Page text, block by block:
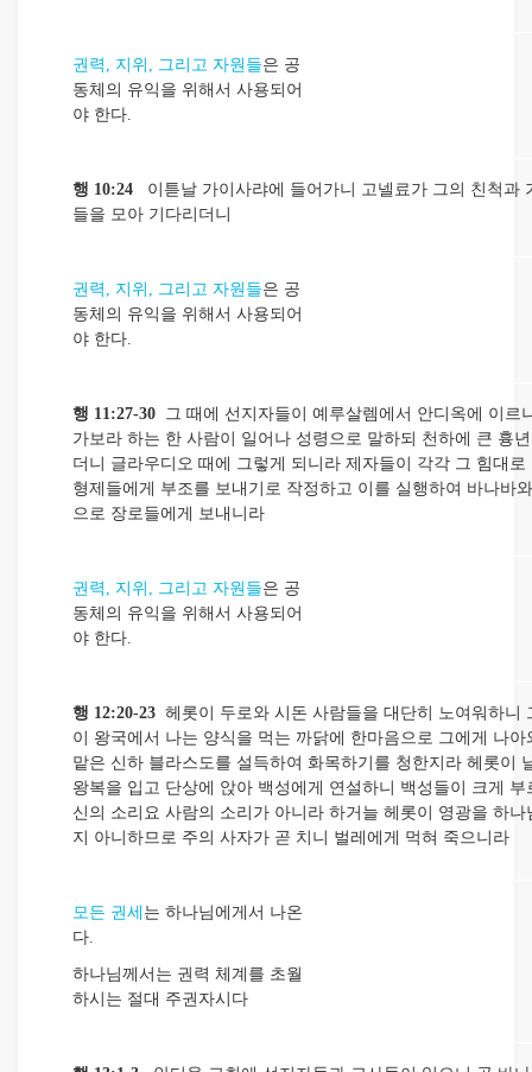
권력, 지위, 그리고 자원들은 공
동체의 유익을 위해서 사용되어
야 한다.
행 10:24 이튿날 가이사랴에 들어가니 고넬료가 그의 친척과
들을 모아 기다리더니
권력, 지위, 그리고 자원들은 공
동체의 유익을 위해서 사용되어
야 한다.
행 11:27-30 그 때에 선지자들이 예루살렘에서 안디옥에 이르
가보라 하는 한 사람이 일어나 성령으로 말하되 천하에 큰 흉
더니 글라우디오 때에 그렇게 되니라 제자들이 각각 그 힘대로
형제들에게 부조를 보내기로 작정하고 이를 실행하여 바나바
으로 장로들에게 보내니라
권력, 지위, 그리고 자원들은 공
동체의 유익을 위해서 사용되어
야 한다.
행 12:20-23 헤롯이 두로와 시돈 사람들을 대단히 노여워하니
이 왕국에서 나는 양식을 먹는 까닭에 한마음으로 그에게 나아
맡은 신하 블라스도를 설득하여 화목하기를 청한지라 헤롯이
왕복을 입고 단상에 앉아 백성에게 연설하니 백성들이 크게 부
신의 소리요 사람의 소리가 아니라 하거늘 헤롯이 영광을 하나
지 아니하므로 주의 사자가 곧 치니 벌레에게 먹혀 죽으니라
모든 권세 는 하나님에게서 나온
다.
하나님께서는 권력 체계를 초월
하시는 절대 주권자시다